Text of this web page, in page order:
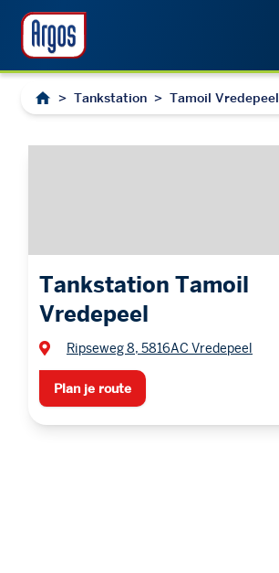
> Tankstation > Tamoil Vredepeel
Tankstation Tamoil
Vredepeel
Ripseweg 8, 5816AC Vredepeel
Plan je route